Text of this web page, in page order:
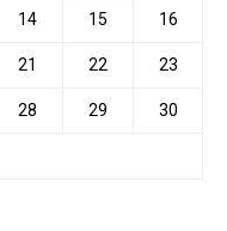
14 15 16
21 22 23
28 29 30